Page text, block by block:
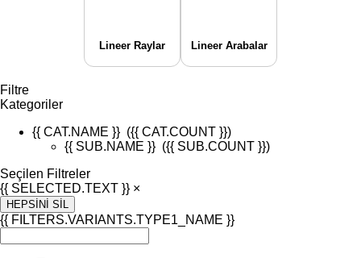
Lineer Raylar Lineer Arabalar
Filtre
Kategoriler
{{ CAT.NAME }} ({{ CAT.COUNT }})
{{ SUB.NAME }} ({{ SUB.COUNT }})
Seçilen Filtreler
{{ SELECTED.TEXT }} ×
HEPSİNİ SİL
{{ FILTERS.VARIANTS.TYPE1_NAME }}